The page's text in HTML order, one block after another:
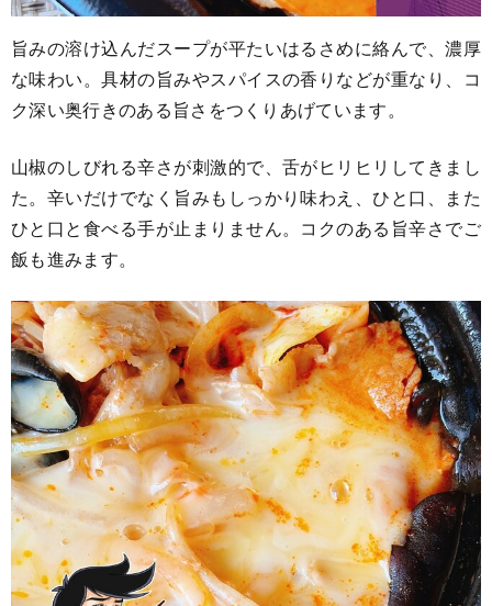
旨みの溶け込んだスープが平たいはるさめに絡んで、濃厚
な味わい。具材の旨みやスパイスの香りなどが重なり、コ
ク深い奥行きのある旨さをつくりあげています。
山椒のしびれる辛さが刺激的で、舌がヒリヒリしてきまし
た。辛いだけでなく旨みもしっかり味わえ、ひと口、また
ひと口と食べる手が止まりません。コクのある旨辛さでご
飯も進みます。